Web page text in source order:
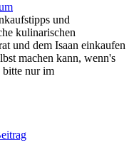
und
kulinarischen
und dem Isaan einkaufen
machen kann, wenn's
bitte nur im